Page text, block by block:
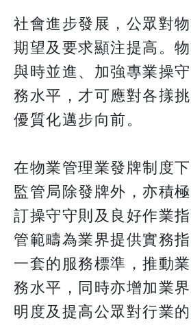
社會進步發展，公眾對
期望及要求顯注提高。
與時並進、加強專業操
務水平，才可應對各㨾
優質化邁步向前。
在物業管理業發牌制度
監管局除發牌外，亦積
訂操守守則及良好作業
管範疇為業界提供實務
一套的服務標準，推動
務水平，同時亦增加業
明度及提高公眾對行業